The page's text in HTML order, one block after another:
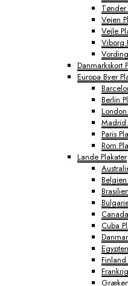
Tønder
Vejen
Vejle
Viborg
Danmarkskort
Europa Byer
Berlin
Madrid
Paris
Rom
Lande Plakater
Cuba
Finland